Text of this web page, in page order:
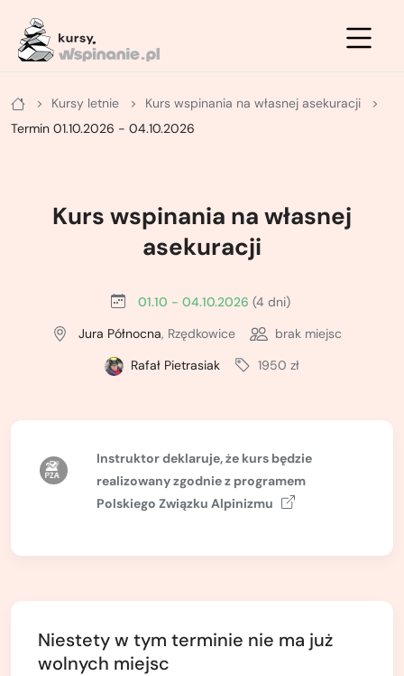
Kursy letnie
Kurs wspinania na własnej asekuracji
Termin 01.10.2026 - 04.10.2026
Kurs wspinania na własnej
asekuracji
01.10 - 04.10.2026 (4 dni)
Jura Północna, Rzędkowice
brak miejsc
Rafał Pietrasiak
1950 zł
Instruktor deklaruje, że kurs będzie
realizowany zgodnie z programem
Polskiego Związku Alpinizmu
Niestety w tym terminie nie ma już
wolnych miejsc
Letnie
Kurs na ściance
Doszkalający kurs wielowyciągowy
Letni kurs taternicki
Kurs turystyki wysokogórskiej
Nie wiesz który wybrać?
Kurs turystyki zimowej - podstawowy
Kurs narciarstwa wysokogórskiego -
Nie wiesz który wybrać?